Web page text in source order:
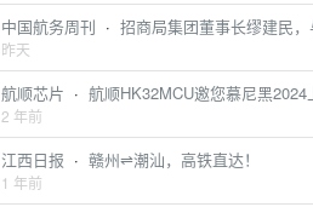
中国航务周刊 · 招商局集团董事长缪建民
昨天
航顺芯片 · 航顺HK32MCU邀您慕尼黑2024
2 年前
江西日报 · 赣州⇌潮汕，高铁直达！
1 年前